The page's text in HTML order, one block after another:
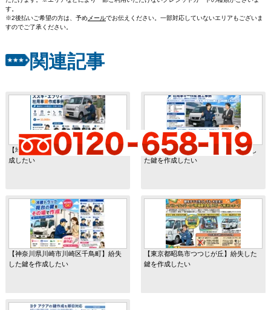
す。
※2後払いご希望の方は、予めメールでお伝えください。一部対応していないエリアもございま
すのでご了承ください。
関連記事
【埼玉県上尾市向山】紛失した鍵を作
成したい
【宮城県仙台市宮城野区田子】紛失し
た鍵を作成したい
【神奈川県川崎市川崎区千鳥町】紛失
した鍵を作成したい
【東京都昭島市つつじが丘】紛失した
鍵を作成したい